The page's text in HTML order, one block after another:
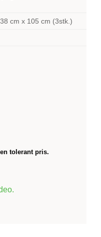
cm x 105 cm (3stk.)
tolerant pris.
.